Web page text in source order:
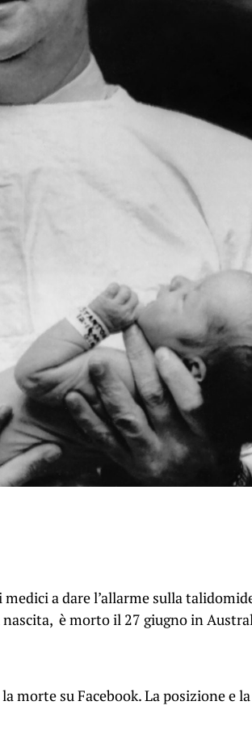
a dare l’allarme sulla
è morto il 27 giugno in
morte su Facebook. La posizione e